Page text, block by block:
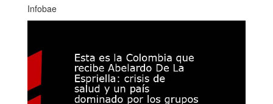
Infobae